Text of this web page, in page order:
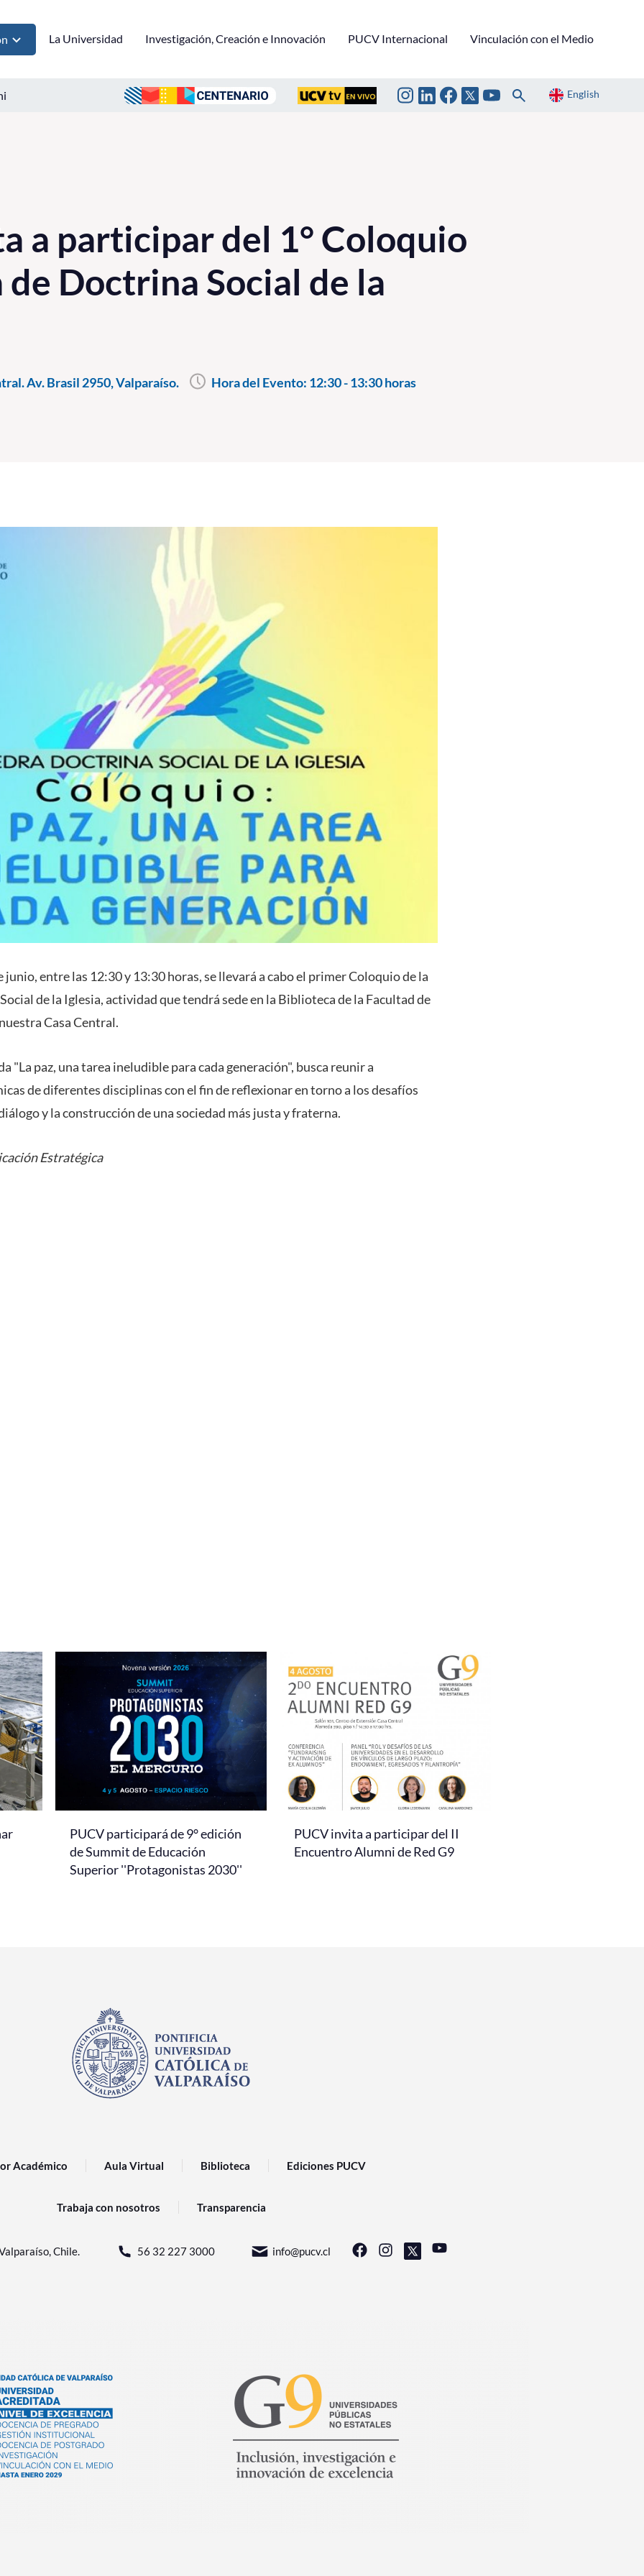
La Universidad Investigación, Creación e Innovación PUCV Internacional Vinculación con el Medio
English
a participar del 1° Coloquio
Doctrina Social de la
Av. Brasil 2950, Valparaíso. Hora del Evento: 12:30 - 13:30 horas
junio, entre las 12:30 y 13:30 horas, se llevará a cabo el primer Coloquio de la
de la Iglesia, actividad que tendrá sede en la Biblioteca de la Facultad de
Casa Central.
"La paz, una tarea ineludible para cada generación", busca reunir a
de diferentes disciplinas con el fin de reflexionar en torno a los desafíos
y la construcción de una sociedad más justa y fraterna.
Estratégica
PUCV participará de 9° edición
de Summit de Educación
Superior ''Protagonistas 2030''
PUCV invita a participar del II
Encuentro Alumni de Red G9
Académico Aula Virtual Biblioteca Ediciones PUCV
Trabaja con nosotros Transparencia
Chile. 56 32 227 3000 info@pucv.cl